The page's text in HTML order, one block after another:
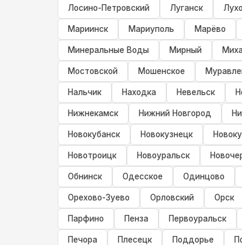
Лосино-Петровский Луганск
Мариинск Мариуполь Марёво
Минеральные Воды Мирный
Мостовской Мошенское
Нальчик Находка Невельск
Нижнекамск Нижний Новгород
Новокубанск Новокузнецк
Новотроицк Новоуральск
Обнинск Одесское Одинцово
Орехово-Зуево Орловский Орск
Парфино Пенза Первоуральск
Печора Плесецк Поддорье